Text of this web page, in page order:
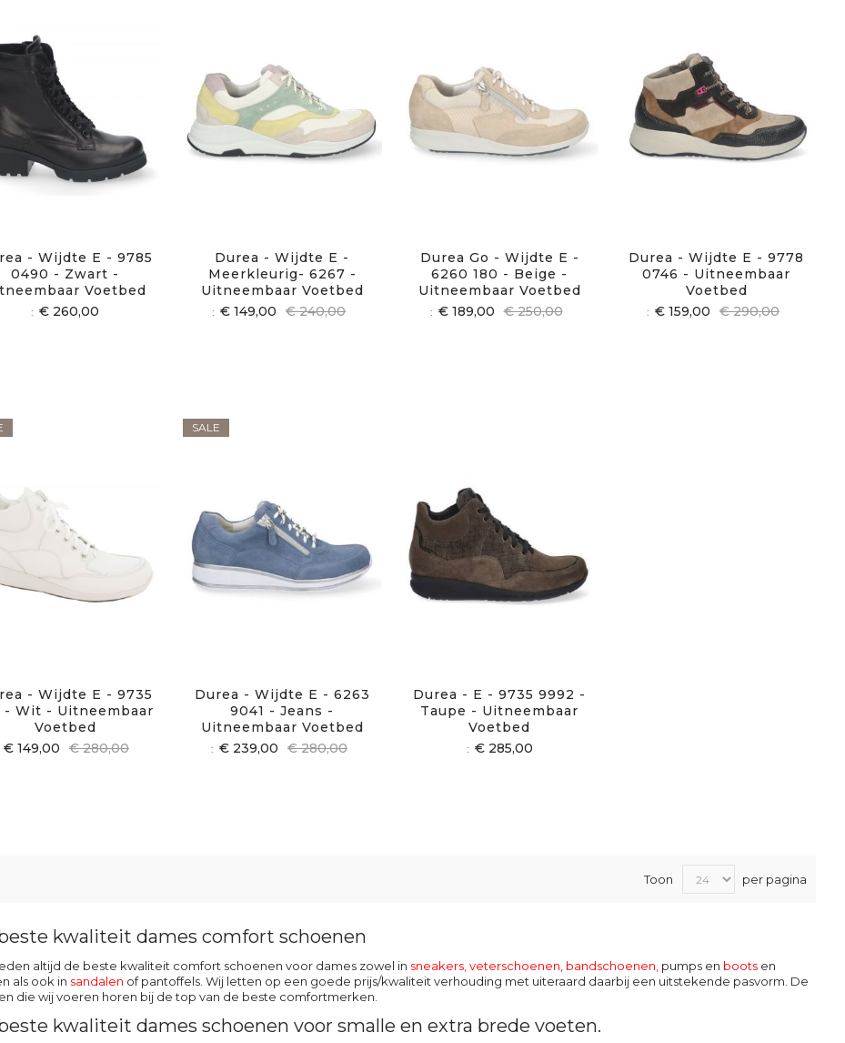
- Wijdte E - 9785
0490 - Zwart -
Voetbed
€ 260,00
Durea - Wijdte E -
Meerkleurig- 6267 -
Uitneembaar Voetbed
€ 149,00
€ 240,00
Durea Go - Wijdte E -
6260 180 - Beige -
Uitneembaar Voetbed
€ 189,00 € 250,00
Durea - Wijdte E - 9778
0746 - Uitneembaar
Voetbed
€ 159,00
€ 290,00
- Wijdte E - 9735
- Wit - Uitneembaar
Voetbed
€ 149,00
€ 280,00
SALE
Durea - Wijdte E - 6263
9041 - Jeans -
Uitneembaar Voetbed
€ 239,00
€ 280,00
Durea - E - 9735 9992 -
Taupe - Uitneembaar
Voetbed
€ 285,00
Toon per pagina
kwaliteit dames comfort schoenen
altijd de beste kwaliteit comfort schoenen voor dames zowel in sneakers, veterschoenen, bandschoenen,pumps en bootsen
als ook in sandalen of pantoffels. Wij letten op een goede prijs/kwaliteit verhouding met uiteraard daarbij een uitstekende pasvorm. De
die wij voeren horen bij de top van de beste comfortmerken.
kwaliteit dames schoenen voor smalle en extra brede voeten.